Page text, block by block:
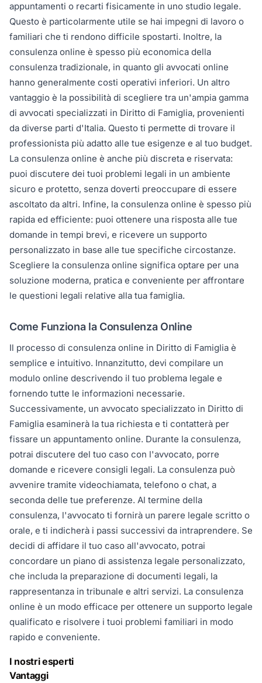
appuntamenti o recarti fisicamente in uno studio legale.
Questo è particolarmente utile se hai impegni di lavoro o
familiari che ti rendono difficile spostarti. Inoltre, la
consulenza online è spesso più economica della
consulenza tradizionale, in quanto gli avvocati online
hanno generalmente costi operativi inferiori. Un altro
vantaggio è la possibilità di scegliere tra un'ampia gamma
di avvocati specializzati in Diritto di Famiglia, provenienti
da diverse parti d'Italia. Questo ti permette di trovare il
professionista più adatto alle tue esigenze e al tuo budget.
La consulenza online è anche più discreta e riservata:
puoi discutere dei tuoi problemi legali in un ambiente
sicuro e protetto, senza doverti preoccupare di essere
ascoltato da altri. Infine, la consulenza online è spesso più
rapida ed efficiente: puoi ottenere una risposta alle tue
domande in tempi brevi, e ricevere un supporto
personalizzato in base alle tue specifiche circostanze.
Scegliere la consulenza online significa optare per una
soluzione moderna, pratica e conveniente per affrontare
le questioni legali relative alla tua famiglia.
Come Funziona la Consulenza Online
Il processo di consulenza online in Diritto di Famiglia è
semplice e intuitivo. Innanzitutto, devi compilare un
modulo online descrivendo il tuo problema legale e
fornendo tutte le informazioni necessarie.
Successivamente, un avvocato specializzato in Diritto di
Famiglia esaminerà la tua richiesta e ti contatterà per
fissare un appuntamento online. Durante la consulenza,
potrai discutere del tuo caso con l'avvocato, porre
domande e ricevere consigli legali. La consulenza può
avvenire tramite videochiamata, telefono o chat, a
seconda delle tue preferenze. Al termine della
consulenza, l'avvocato ti fornirà un parere legale scritto o
orale, e ti indicherà i passi successivi da intraprendere. Se
decidi di affidare il tuo caso all'avvocato, potrai
concordare un piano di assistenza legale personalizzato,
che includa la preparazione di documenti legali, la
rappresentanza in tribunale e altri servizi. La consulenza
online è un modo efficace per ottenere un supporto legale
qualificato e risolvere i tuoi problemi familiari in modo
rapido e conveniente.
I nostri esperti
Vantaggi